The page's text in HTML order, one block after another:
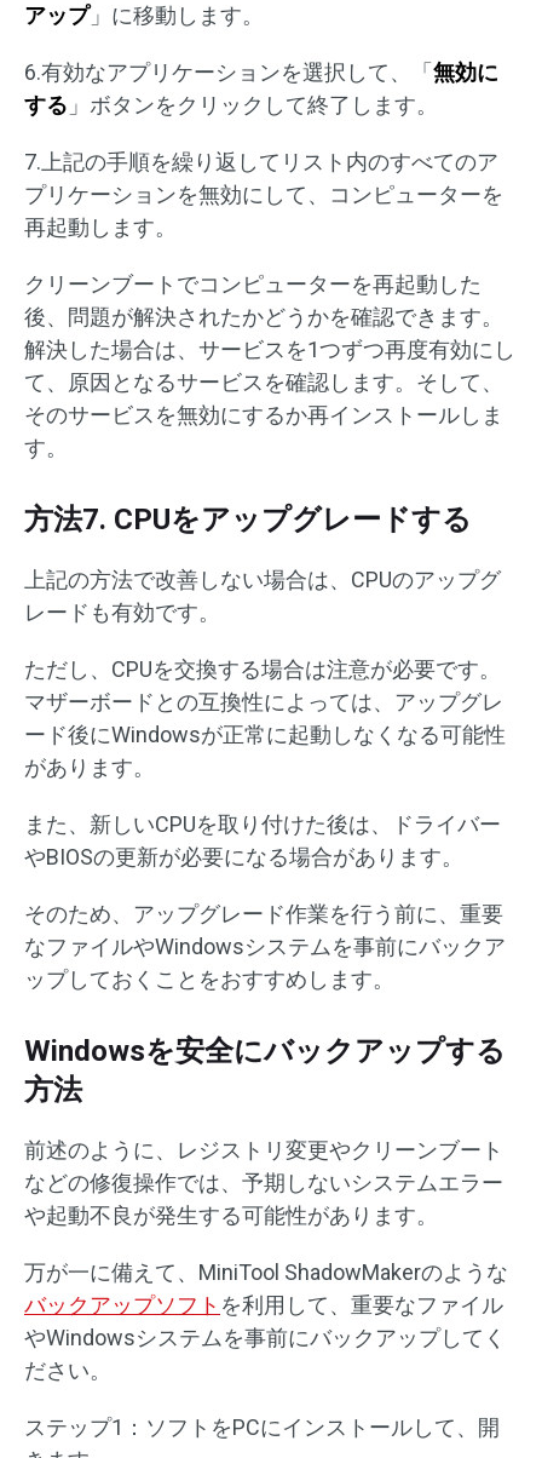
アップ」に移動します。
6.有効なアプリケーションを選択して、「 無効に
する 」ボタンをクリックして終了します。
7.上記の手順を繰り返してリスト内のすべてのア
プリケーションを無効にして、コンピューターを
再起動します。
クリーンブートでコンピューターを再起動した
後、問題が解決されたかどうかを確認できます。
解決した場合は、サービスを1つずつ再度有効にし
て、原因となるサービスを確認します。そして、
そのサービスを無効にするか再インストールしま
す。
方法7. CPUをアップグレードする
上記の方法で改善しない場合は、CPUのアップグ
レードも有効です。
ただし、CPUを交換する場合は注意が必要です。
マザーボードとの互換性によっては、アップグレ
ード後にWindowsが正常に起動しなくなる可能性
があります。
また、新しいCPUを取り付けた後は、ドライバー
やBIOSの更新が必要になる場合があります。
そのため、アップグレード作業を行う前に、重要
なファイルやWindowsシステムを事前にバックア
ップしておくことをおすすめします。
Windowsを安全にバックアップする
方法
前述のように、レジストリ変更やクリーンブート
などの修復操作では、予期しないシステムエラー
や起動不良が発生する可能性があります。
万が一に備えて、MiniTool ShadowMakerのような
バックアップソフト を利用して、重要なファイル
やWindowsシステムを事前にバックアップしてく
ださい。
ステップ1：ソフトをPCにインストールして、開